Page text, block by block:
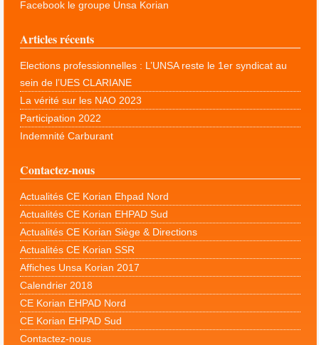
Facebook le groupe Unsa Korian
Articles récents
Elections professionnelles : L’UNSA reste le 1er syndicat au
sein de l’UES CLARIANE
La vérité sur les NAO 2023
Participation 2022
Indemnité Carburant
Contactez-nous
Actualités CE Korian Ehpad Nord
Actualités CE Korian EHPAD Sud
Actualités CE Korian Siège & Directions
Actualités CE Korian SSR
Affiches Unsa Korian 2017
Calendrier 2018
CE Korian EHPAD Nord
CE Korian EHPAD Sud
Contactez-nous